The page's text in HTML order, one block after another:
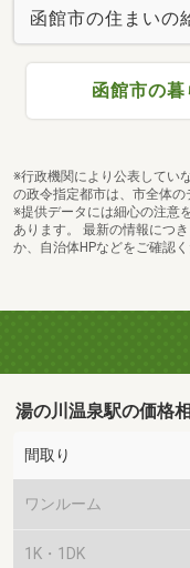
函館市の住まいの
函館市の
※行政機関により公表してい
の政令指定都市は、市全体の
※提供データには細心の注意
あります。 最新の情報につ
か、自治体HPなどをご確認く
湯の川温泉駅の価格
間取り
ワンルーム
1K・1DK